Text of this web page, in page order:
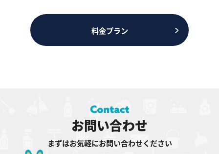
料金プラン
お問い合わせ
まずはお気軽にお問い合わせください